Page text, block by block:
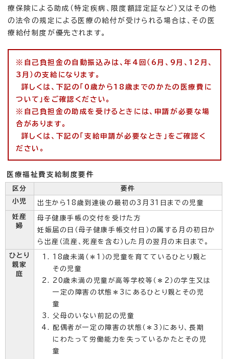
療保険による助成（特定疾病、限度額認定証など）又はその他
の法令の規定による医療の給付が受けられる場合は、その医
療給付制度が優先されます。
※自己負担金の自動振込みは、年4回（6月、9月、12月、
3月）の支給になります。
詳しくは、下記の「0歳から18歳までのかたの医療費に
ついて」をご確認ください。
※自己負担金の助成を受けるときには、申請が必要な場
合があります。
詳しくは、下記の「支給申請が必要なとき」をご確認く
ださい。
医療福祉費支給制度要件
区分
要件
小児
出生から18歳到達後の最初の3月31日までの児童
妊産
婦
母子健康手帳の交付を受けた方
妊娠届の日（母子健康手帳交付日）の属する月の初日か
ら出産（流産、死産を含む）した月の翌月の末日まで。
ひとり
親家
庭
18歳未満（＊1）の児童を育てているひとり親と
その児童
20歳未満の児童が高等学校等（＊2）の学生又は
一定の障害の状態＊3にあるひとり親とその児
童
父母のいない前記の児童
配偶者が一定の障害の状態（＊3）にあり、長期
にわたって労働能力を失っているかたとその児
童